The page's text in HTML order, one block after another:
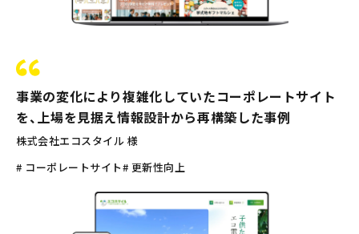
事業の変化により複雑化していたコーポレートサイト
を、上場を見据え情報設計から再構築した事例
株式会社エコスタイル 様
# コーポレートサイト# 更新性向上